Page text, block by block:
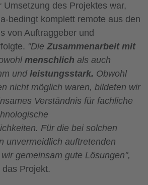
Umsetzung des Projektes war,
bedingt komplett remote aus den
von Auftraggeber und
"Die Zusammenarbeit mit
menschlich als auch
und leistungsstark. Obwohl
nicht möglich waren, bildeten wir
Verständnis für fachliche
Für die bei solchen
unvermeidlich auftretenden
gemeinsam gute Lösungen",
das Projekt.